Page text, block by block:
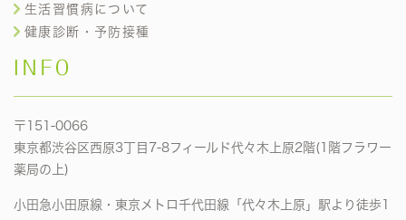
生活習慣病について
健康診断・予防接種
INFO
〒151-0066
東京都渋谷区西原3丁目7-8フィールド代々木上原2階(1階フラワー
薬局の上)
小田急小田原線・東京メトロ千代田線「代々木上原」駅より徒歩1